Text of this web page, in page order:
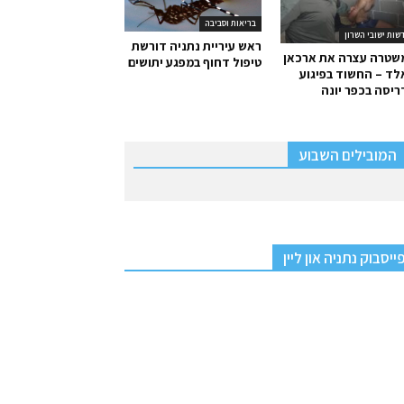
בריאות וסביבה
ראש עיריית נתניה דורשת
טיפול דחוף במפגע יתושים
ישובי השרון
עצרה את ארכאן
– החשוד בפיגוע
בכפר יונה
המובילים השבוע
פייסבוק נתניה און ליין